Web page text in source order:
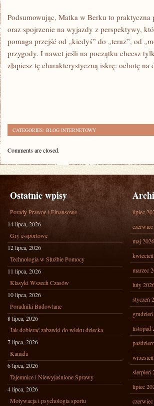
Podsumowując, Matka w Berku to
oraz spojrzenie na wyjazdy z perspektywy,
pomaga przejść od „kiedyś” do „teraz”, od
przygody. I nawet jeśli na początku chcesz
złapiesz tę charakterystyczną iskrę: ochotę na
CATEGORIES: BLOG INTERNETOWY
Comments are closed.
Ostatnie wpisy
Porady Prawne i Finansowe
14 lipca, 2026
Gry e-sportowe
12 lipca, 2026
Technologia w Służbie Pomocy
11 lipca, 2026
Klasyki Wszech Czasów
10 lipca, 2026
Poradniki Budowlane
8 lipca, 2026
Jak dobierać zabawki do wieku dziecka
7 lipca, 2026
Kanada
6 lipca, 2026
Tajemnice i Niewyjaśnione Sprawy
4 lipca, 2026
Motywacja i psychologia sportu
lipiec
maj 2026
marzec
luty
styczeń
listopad
sierpień
lipiec